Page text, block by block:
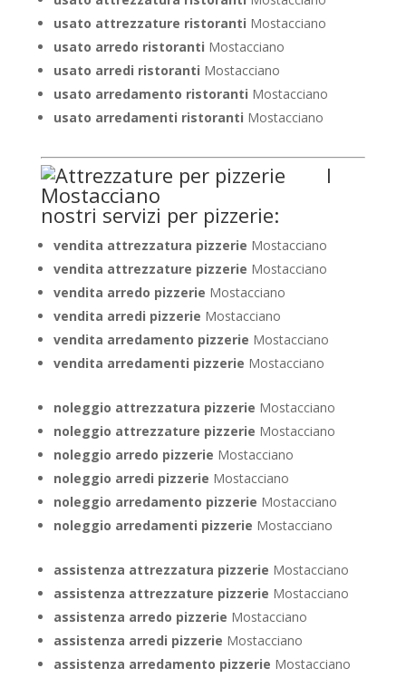
usato attrezzature ristoranti Mostacciano
usato arredo ristoranti Mostacciano
usato arredi ristoranti Mostacciano
usato arredamento ristoranti Mostacciano
usato arredamenti ristoranti Mostacciano
I
nostri servizi per pizzerie:
vendita attrezzatura pizzerie Mostacciano
vendita attrezzature pizzerie Mostacciano
vendita arredo pizzerie Mostacciano
vendita arredi pizzerie Mostacciano
vendita arredamento pizzerie Mostacciano
vendita arredamenti pizzerie Mostacciano
noleggio attrezzatura pizzerie Mostacciano
noleggio attrezzature pizzerie Mostacciano
noleggio arredo pizzerie Mostacciano
noleggio arredi pizzerie Mostacciano
noleggio arredamento pizzerie Mostacciano
noleggio arredamenti pizzerie Mostacciano
assistenza attrezzatura pizzerie Mostacciano
assistenza attrezzature pizzerie Mostacciano
assistenza arredo pizzerie Mostacciano
assistenza arredi pizzerie Mostacciano
assistenza arredamento pizzerie Mostacciano